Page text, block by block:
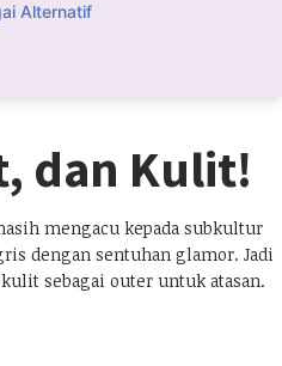
Alternatif
dan Kulit!
mengacu kepada subkultur
dengan sentuhan glamor. Jadi
sebagai outer untuk atasan.